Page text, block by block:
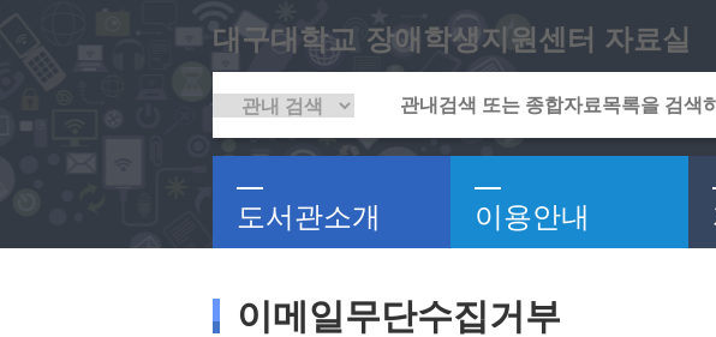
대구대학교 장애학생지원센터 자료실
도서관소개 이용안내
이메일무단수집거부